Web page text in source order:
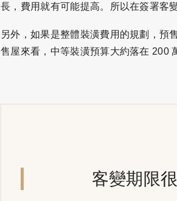
長，費用就有可能提高。所以在簽署客
另外，如果是整體裝潢費用的規劃，預
售屋來看，中等裝潢預算大約落在 200
客變期限